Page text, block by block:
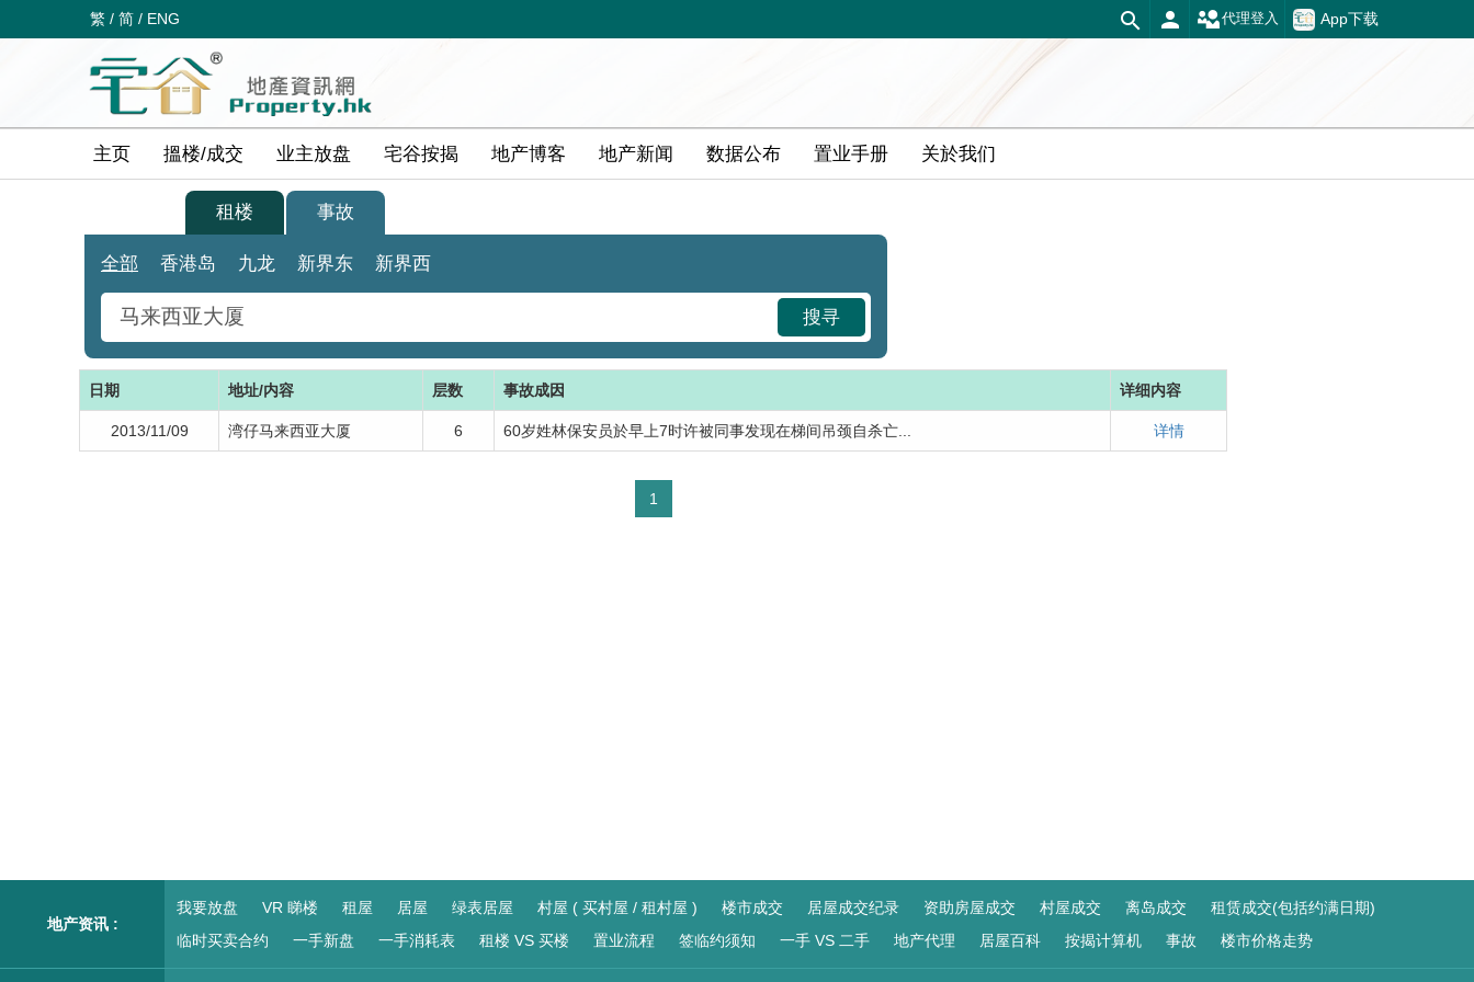
繁 / 简 / ENG App下载
代理登入
主页 搵楼/成交 业主放盘 宅谷按揭 地产博客 地产新闻 数据公布 置业手册 关於我们
租楼 事故
全部 香港岛 九龙 新界东 新界西
搜寻
日期 地址/内容 层数 事故成因 详细内容
2013/11/09 湾仔马来西亚大厦 6 60岁姓林保安员於早上7时许被同事发现在梯间吊颈自杀亡... 详情
1
地产资讯 :
我要放盘 VR 睇楼 租屋 居屋 绿表居屋 村屋 ( 买村屋 / 租村屋 ) 楼市成交 居屋成交纪录 资助房屋成交 村屋成交 离岛成交
租赁成交(包括约满日期)
临时买卖合约
一手新盘 一手消耗表 租楼 VS 买楼 置业流程 签临约须知 一手 VS 二手 地产代理 居屋百科 按揭计算机 事故 楼市价格走势